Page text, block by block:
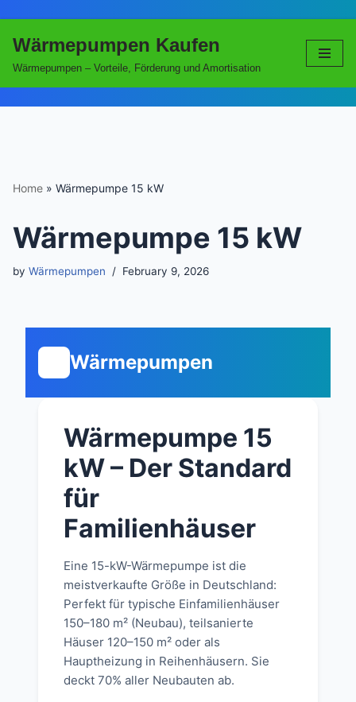
Skip
to
Wärmepumpen Kaufen
Wärmepumpen – Vorteile, Förderung und Amortisation
Home » Wärmepumpe 15 kW
Wärmepumpe 15 kW
by Wärmepumpen February 9, 2026
Wärmepumpen
Wärmepumpe 15
kW – Der Standard
für
Familienhäuser
Eine 15-kW-Wärmepumpe ist die
meistverkaufte Größe in Deutschland:
Perfekt für typische Einfamilienhäuser
150–180 m² (Neubau), teilsanierte
Häuser 120–150 m² oder als
Hauptheizung in Reihenhäusern. Sie
deckt 70% aller Neubauten ab.